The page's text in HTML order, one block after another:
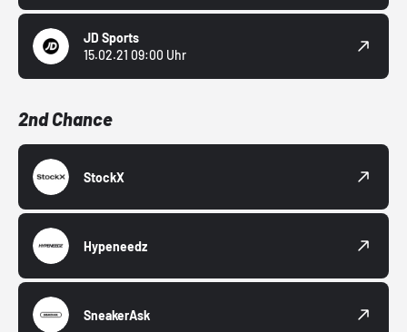
JD Sports
15.02.21 09:00 Uhr
2nd Chance
StockX
Hypeneedz
SneakerAsk